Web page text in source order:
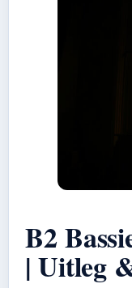
B2
| Uitleg